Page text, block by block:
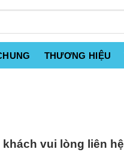
THƯƠNG HIỆU
vui lòng liên hệ